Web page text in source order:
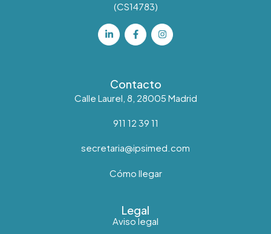
(CS14783)
Contacto
Calle Laurel, 8, 28005 Madrid
911 12 39 11
secretaria@ipsimed.com
Cómo llegar
Legal
Aviso legal